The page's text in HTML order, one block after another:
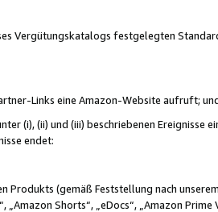
Vergütungskatalogs festgelegten
Links eine Amazon-Website aufruft;
(i), (ii) und (iii) beschriebenen Ereignisse
endet:
(gemäß Feststellung nach
Shorts“, „eDocs“, „Amazon Prime